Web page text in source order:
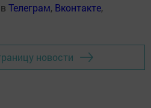
Телеграм, Вконтакте,
новости